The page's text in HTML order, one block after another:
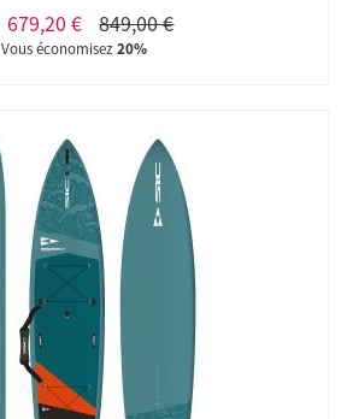
679,20 € 849,00 €
Vous économisez20%